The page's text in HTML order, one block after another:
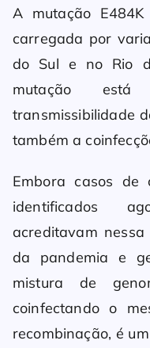
A mutação
carregada por
do Sul e no Rio
mutação
transmissibilidade
também a
Embora casos de
identificados
acreditavam
da pandemia e
mistura de
coinfectando o
recombinação, é